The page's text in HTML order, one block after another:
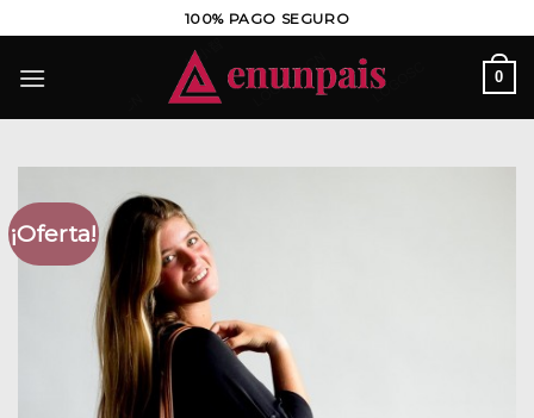
al
contenido
100% PAGO SEGURO
0
¡Oferta!